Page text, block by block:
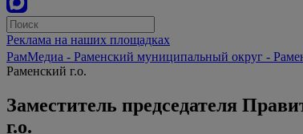
Реклама на наших площадках
РамМедиа - Раменский муниципальный округ -
Раменский г.о.
Заместитель председателя
г.о.